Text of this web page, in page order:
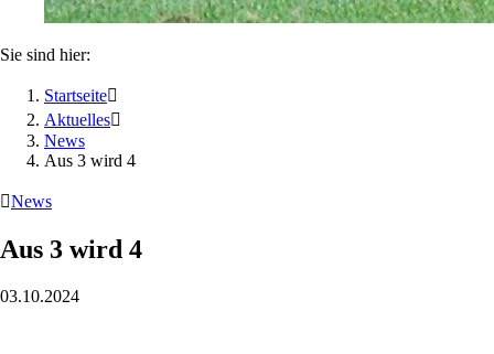
Sie sind hier:
Startseite
Aktuelles
News
Aus 3 wird 4
News
Aus 3 wird 4
03.10.2024